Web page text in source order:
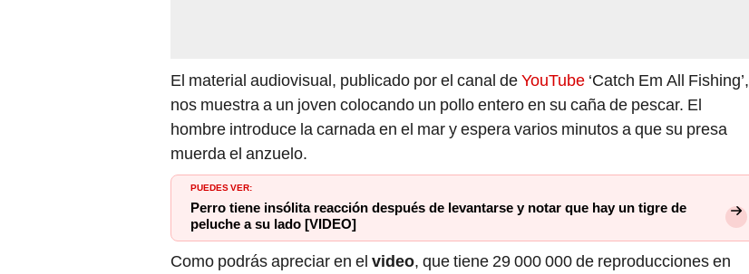
El material audiovisual, publicado por el canal deYouTube ‘Catch Em All Fishing’,
nos muestra a un joven colocando un pollo entero en su caña de pescar. El
hombre introduce la carnada en el mar y espera varios minutos a que su presa
muerda el anzuelo.
PUEDES VER:
Perro tiene insólita reacción después de levantarse y notar que hay un tigre de
peluche a su lado [VIDEO]
Como podrás apreciar en el video, que tiene 29 000 000 de reproducciones en